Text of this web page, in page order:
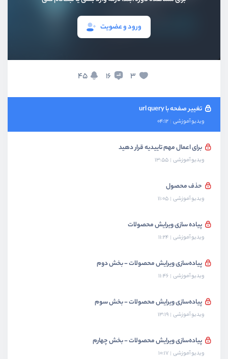
ورود و عضویت
3
16
45
ویدیو آموزشی
زمانی که اطلاعاتی نیست پیام درست نمایش دهید
تغییر صفحه با url query
ویدیو آموزشی 04:12
برای اعمال مهم تاییدیه قرار دهید
ویدیو آموزشی 13:55
حذف محصول
ویدیو آموزشی 11:05
پیاده سازی ویرایش محصولات
ویدیو آموزشی 11:24
پیاده‌سازی ویرایش محصولات - بخش دوم
ویدیو آموزشی 11:46
پیاده‌سازی ویرایش محصولات - بخش سوم
ویدیو آموزشی 13:19
پیاده‌سازی ویرایش محصولات - بخش چهارم
ویدیو آموزشی 10:17